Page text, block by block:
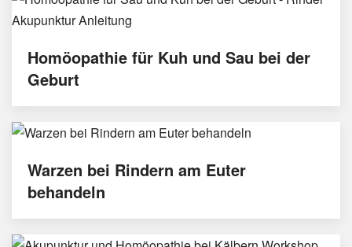
Homöopathie für Kuh und Sau bei der
Geburt
Warzen bei Rindern am Euter
behandeln